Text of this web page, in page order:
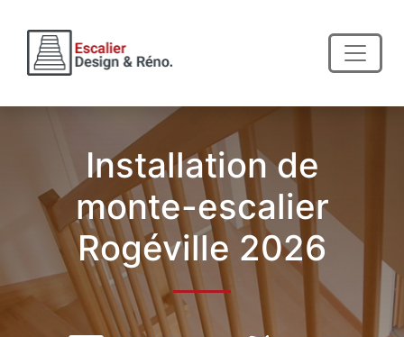
Installation de
monte-escalier
Rogéville 2026